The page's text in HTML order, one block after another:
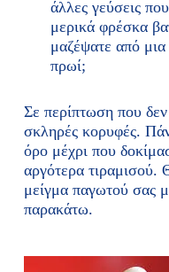
άλλες γεύσεις
μερικά φρέσκα
μαζέψατε από
πρωί;
Σε περίπτωση που δεν
σκληρές κορυφές.
όρο μέχρι που
αργότερα τιραμισού.
μείγμα παγωτού σας
παρακάτω.